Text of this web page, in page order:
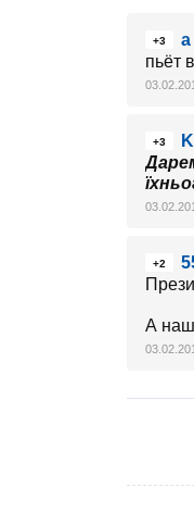
+3
пьёт
+3
+2
А